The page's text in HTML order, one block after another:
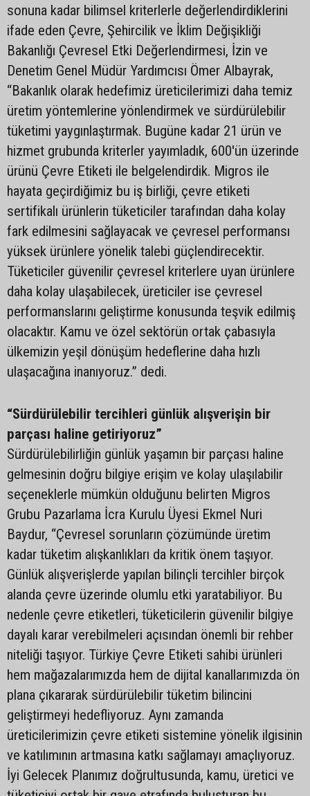
sonuna kadar bilimsel kriterlerle değerlendirdiklerini
ifade eden Çevre, Şehircilik ve İklim Değişikliği
Bakanlığı Çevresel Etki Değerlendirmesi, İzin ve
Denetim Genel Müdür Yardımcısı Ömer Albayrak,
“Bakanlık olarak hedefimiz üreticilerimizi daha temiz
üretim yöntemlerine yönlendirmek ve sürdürülebilir
tüketimi yaygınlaştırmak. Bugüne kadar 21 ürün ve
hizmet grubunda kriterler yayımladık, 600'ün üzerinde
ürünü Çevre Etiketi ile belgelendirdik. Migros ile
hayata geçirdiğimiz bu iş birliği, çevre etiketi
sertifikalı ürünlerin tüketiciler tarafından daha kolay
fark edilmesini sağlayacak ve çevresel performansı
yüksek ürünlere yönelik talebi güçlendirecektir.
Tüketiciler güvenilir çevresel kriterlere uyan ürünlere
daha kolay ulaşabilecek, üreticiler ise çevresel
performanslarını geliştirme konusunda teşvik edilmiş
olacaktır. Kamu ve özel sektörün ortak çabasıyla
ülkemizin yeşil dönüşüm hedeflerine daha hızlı
ulaşacağına inanıyoruz.” dedi.
“Sürdürülebilir tercihleri günlük alışverişin bir
parçası haline getiriyoruz”
Sürdürülebilirliğin günlük yaşamın bir parçası haline
gelmesinin doğru bilgiye erişim ve kolay ulaşılabilir
seçeneklerle mümkün olduğunu belirten Migros
Grubu Pazarlama İcra Kurulu Üyesi Ekmel Nuri
Baydur, “Çevresel sorunların çözümünde üretim
kadar tüketim alışkanlıkları da kritik önem taşıyor.
Günlük alışverişlerde yapılan bilinçli tercihler birçok
alanda çevre üzerinde olumlu etki yaratabiliyor. Bu
nedenle çevre etiketleri, tüketicilerin güvenilir bilgiye
dayalı karar verebilmeleri açısından önemli bir rehber
niteliği taşıyor. Türkiye Çevre Etiketi sahibi ürünleri
hem mağazalarımızda hem de dijital kanallarımızda ön
plana çıkararak sürdürülebilir tüketim bilincini
geliştirmeyi hedefliyoruz. Aynı zamanda
üreticilerimizin çevre etiketi sistemine yönelik ilgisinin
ve katılımının artmasına katkı sağlamayı amaçlıyoruz.
İyi Gelecek Planımız doğrultusunda, kamu, üretici ve